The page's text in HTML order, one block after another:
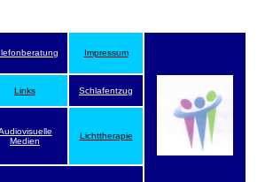
Impressum
Links Schlafentzug
Medien
Lichttherapie